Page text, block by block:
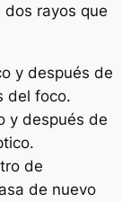
rayos que
y después de
del foco.
y después de
de
de nuevo